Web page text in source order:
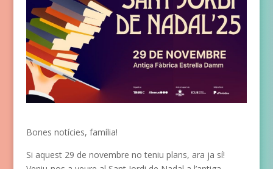
Bones notícies, família!
Si aquest 29 de novembre no teniu plans, ara ja sí!